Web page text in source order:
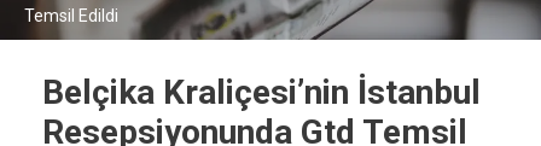
Temsil Edildi
Belçika Kraliçesi’nin İstanbul
Resepsiyonunda Gtd Temsil